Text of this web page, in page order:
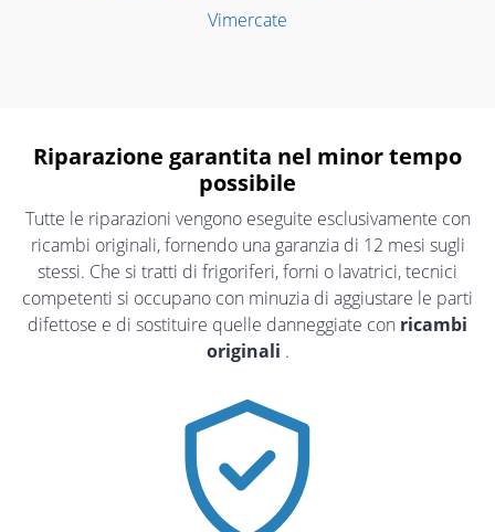
Vimercate
Riparazione garantita nel minor tempo
possibile
Tutte le riparazioni vengono eseguite esclusivamente con
ricambi originali, fornendo una garanzia di 12 mesi sugli
stessi. Che si tratti di frigoriferi, forni o lavatrici, tecnici
competenti si occupano con minuzia di aggiustare le parti
difettose e di sostituire quelle danneggiate con ricambi
originali .